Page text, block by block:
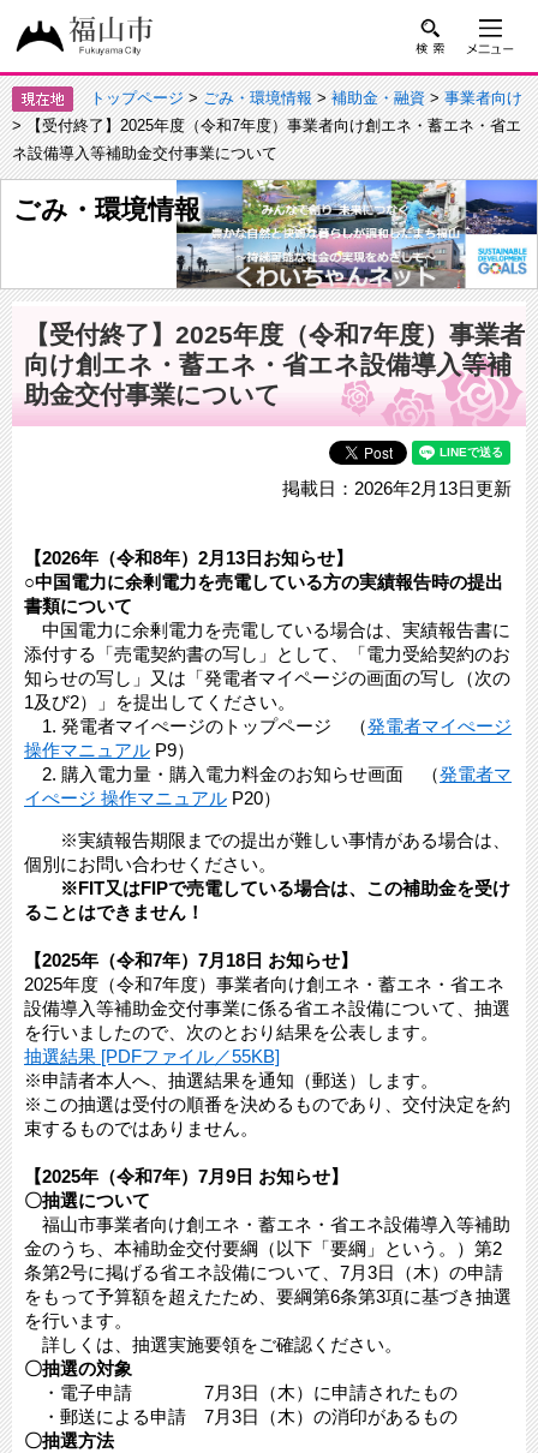
トップページ>ごみ・環境情報>補助金・融資>事業者向け
> 【受付終了】2025年度（令和7年度）事業者向け創エネ・蓄エネ・省エ
ネ設備導入等補助金交付事業について
ごみ・環境情報
【受付終了】2025年度（令和7年度）事業者
向け創エネ・蓄エネ・省エネ設備導入等補
助金交付事業について
掲載日：2026年2月13日更新
【2026年（令和8年）2月13日お知らせ】
○中国電力に余剰電力を売電している方の実績報告時の提出
書類について
中国電力に余剰電力を売電している場合は、実績報告書に
添付する「売電契約書の写し」として、「電力受給契約のお
知らせの写し」又は「発電者マイページの画面の写し（次の
1及び2）」を提出してください。
1. 発電者マイぺージのトップページ （発電者マイぺージ​
操作マニュアル P9）
2. 購入電力量・購入電力料金のお知らせ画面 （発電者マ
イぺージ​ 操作マニュアル P20）
※実績報告期限までの提出が難しい事情がある場合は、
個別にお問い合わせください。​
※FIT又はFIPで売電している場合は、この補助金を受け
ることはできません！
【2025年（令和7年）7月18日 お知らせ】
2025年度（令和7年度）事業者向け創エネ・蓄エネ・省エネ
設備導入等補助金交付事業に係る省エネ設備について、抽選
を行いましたので、次のとおり結果を公表します。
抽選結果 [PDFファイル／55KB]
※申請者本人へ、抽選結果を通知（郵送）します。
※この抽選は受付の順番を決めるものであり、交付決定を約
束するものではありません。
【2025年（令和7年）7月9日 お知らせ】
〇抽選について
福山市事業者向け創エネ・蓄エネ・省エネ設備導入等補助
金のうち、本補助金交付要綱（以下「要綱」という。）第2
条第2号に掲げる省エネ設備について、7月3日（木）の申請
をもって予算額を超えたため、要綱第6条第3項に基づき抽選
を行います。
詳しくは、抽選実施要領をご確認ください。
〇抽選の対象
・電子申請 7月3日（木）に申請されたもの
・郵送による申請 7月3日（木）の消印があるもの
〇抽選方法